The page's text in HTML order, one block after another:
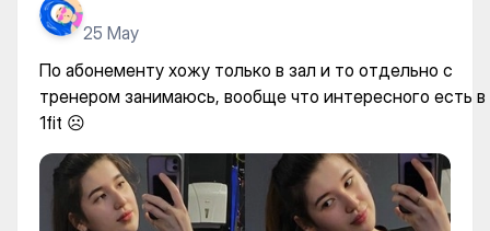
25 May
По абонементу хожу только в зал и то отдельно с
тренером занимаюсь, вообще что интересного есть в
1fit ☹️